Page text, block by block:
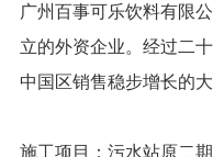
广州百事可乐饮料有限
立的外资企业。经过二
中国区销售稳步增长的
施工项目：污水站原二